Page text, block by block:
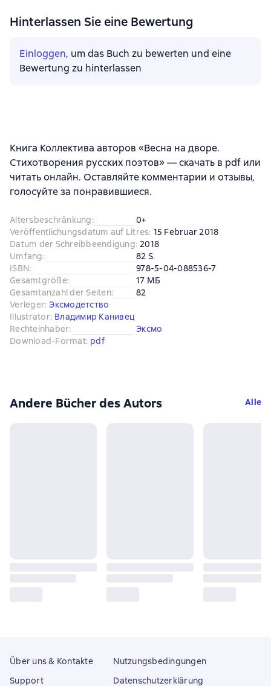
Hinterlassen Sie eine Bewertung
Einloggen, um das Buch zu bewerten und eine
Bewertung zu hinterlassen
Книга Коллектива авторов «Весна на дворе.
Стихотворения русских поэтов» — скачать в pdf или
читать онлайн. Оставляйте комментарии и отзывы,
голосуйте за понравившиеся.
Altersbeschränkung:
0+
Veröffentlichungsdatum auf Litres: 15 Februar 2018
Datum der Schreibbeendigung: 2018
Umfang:
82 S.
ISBN:
978-5-04-088536-7
Gesamtgröße:
17 МБ
Gesamtanzahl der Seiten:
82
Verleger: Эксмодетство
Illustrator: Владимир Канивец
Rechteinhaber:
Эксмо
Download-Format: pdf
Andere Bücher des Autors Alle
Über uns & Kontakte
Support
Nutzungsbedingungen
Datenschutzerklärung